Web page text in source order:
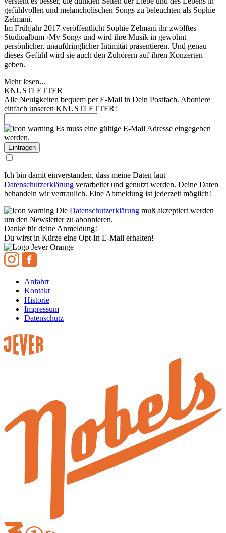
gefühlvollen und melancholischen Songs zu beleuchten als Sophie
Zelmani.
Im Frühjahr 2017 veröffentlicht Sophie Zelmani ihr zwölftes
Studioalbum ›My Song‹ und wird ihre Musik in gewohnt
persönlicher, unaufdringlicher Intimität präsentieren. Und genau
dieses Gefühl wird sie auch den Zuhörern auf ihren Konzerten
geben.
Mehr lesen...
KNUSTLETTER
Alle Neuigkeiten bequem per E-Mail in Dein Postfach. Aboniere
einfach unseren KNUSTLETTER!
Es muss eine gültige E-Mail Adresse eingegeben
werden.
Ich bin damit einverstanden, dass meine Daten laut
Datenschutzerklärung verarbeitet und genutzt werden. Deine Daten
behandeln wir vertraulich. Eine Abmeldung ist jederzeit möglich!
Die Datenschutzerklärung muß akzeptiert werden
um den Newsletter zu abonnieren.
Danke für deine Anmeldung!
Du wirst in Kürze eine Opt-In E-Mail erhalten!
Anfahrt
Kontakt
Historie
Impressum
Datenschutz